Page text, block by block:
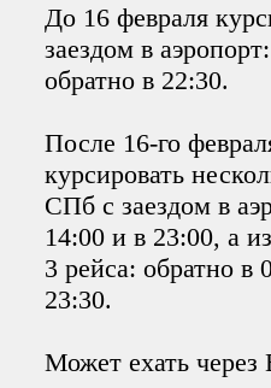
До 16 февраля
заездом в
обратно в 22:30.
После 16-го
курсировать
СПб с заездом в
14:00 и в 23:00, а
3 рейса: обратно в
23:30.
Может ехать через